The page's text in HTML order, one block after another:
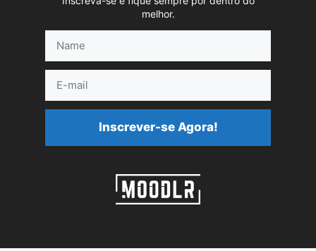
melhor.
mail
Inscrever-se Agora!